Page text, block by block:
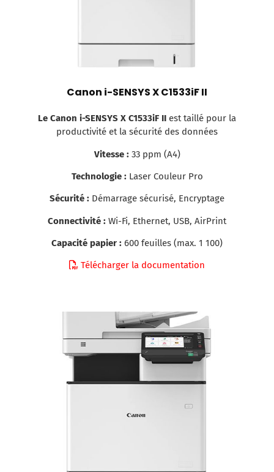
Canon i-SENSYS X C1533iF II
Le Canon i-SENSYS X C1533iF II est taillé pour la
productivité et la sécurité des données
Vitesse : 33 ppm (A4)
Technologie : Laser Couleur Pro
Sécurité : Démarrage sécurisé, Encryptage
Connectivité : Wi-Fi, Ethernet, USB, AirPrint
Capacité papier : 600 feuilles (max. 1 100)
Télécharger la documentation